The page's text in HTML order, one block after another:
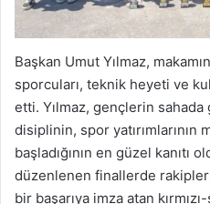
Başkan Umut Yılmaz,
sporcuları, teknik heyeti ve
etti. Yılmaz, gençlerin
disiplinin, spor yatırımlarının
başladığının en güzel kanıtı
düzenlenen finallerde
bir başarıya imza atan